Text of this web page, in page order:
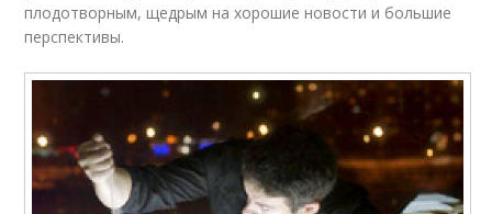
плодотворным, щедрым на хорошие новости и большие
перспективы.